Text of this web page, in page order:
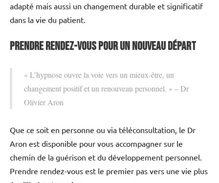
adapté mais aussi un changement durable et significatif
dans la vie du patient.
Prendre rendez-vous pour un nouveau départ
« L’hypnose ouvre la voie vers un mieux-être, un
changement positif et un renouveau personnel. » – Dr
Olivier Aron
Que ce soit en personne ou via téléconsultation, le Dr
Aron est disponible pour vous accompagner sur le
chemin de la guérison et du développement personnel.
Prendre rendez-vous est le premier pas vers une vie plus